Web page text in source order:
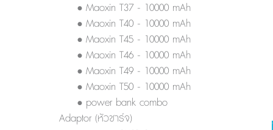
• Maoxin T37 - 10000 mAh
• Maoxin T40 - 10000 mAh
• Maoxin T45 - 10000 mAh
• Maoxin T46 - 10000 mAh
• Maoxin T49 - 10000 mAh
• Maoxin T50 - 10000 mAh
• power bank combo
Adaptor (หัวชาร์จ)